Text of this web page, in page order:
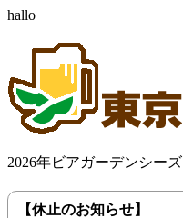
hallo
2026年ビアガーデンシー
【休止のお知らせ】